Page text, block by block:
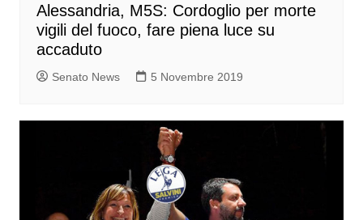
Alessandria, M5S: Cordoglio per morte
vigili del fuoco, fare piena luce su
accaduto
Senato News 5 Novembre 2019